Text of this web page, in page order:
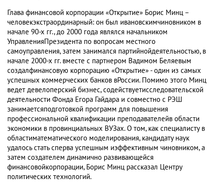
Глава финансовой корпорации «Открытие» Борис Минц –
человекэкстраординарный: он был ивановскимчиновником в
начале 90-х гг., до 2000 года являлся начальником
УправленияПрезидента по вопросам местного
самоуправления, затем занимался партийнойдеятельностью, в
начале 2000-х гг. вместе с партнером Вадимом Беляевым
создалфинансовую корпорацию «Открытие» - один из самых
успешных коммерческих банков вРоссии. Помимо этого Минц
ведет девелоперский бизнес, содействуетисследовательской
деятельности Фонда Егора Гайдара и совместно с РЭШ
занимаетсяподготовкой программ для повышения
профессиональной квалификации преподавателейв области
экономики в провинциальных ВУЗах. О том, как специалисту в
областиматематического моделирования, кандидату наук
удалось стать сперва успешным иэффективным чиновником, а
затем создателем динамично развивающейся
финансовойкорпорации, Борис Минц рассказал Центру
политических технологий.